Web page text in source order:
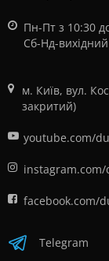
Пн-Пт з 10:30
Сб-Нд-вихідний
м. Київ, вул.
закритий)
youtube.com/
facebook.com/
Telegram